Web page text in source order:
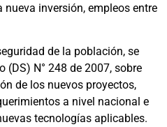
inversión, empleos entre
de la población, se
(DS) N° 248 de 2007, sobre
de los nuevos proyectos,
a nivel nacional e
tecnologías aplicables.